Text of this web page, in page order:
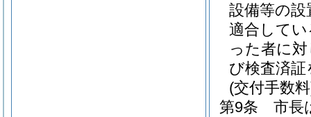
設備等の
適合して
った者に
び検査済
(交付手数
第9条
市長